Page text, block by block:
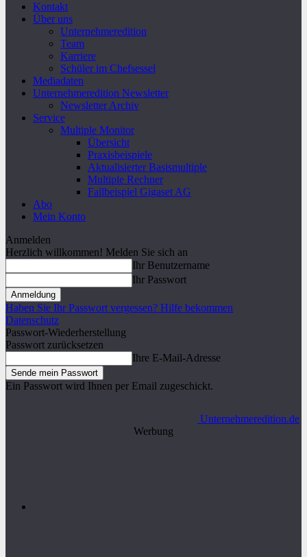
Kontakt
Über uns
Unternehmeredition
Team
Karriere
Schüler im Chefsessel
Mediadaten
Unternehmeredition Newsletter
Newsletter Archiv
Service
Multiple Monitor
Übersicht
Praxisbeispiele
Aktualisierter Basismultiple
Multiple Rechner
Fallbeispiel Gigaset AG
Abo
Mein Konto
Anmelden
Herzlich willkommen! Melden Sie sich an
Ihr Benutzername
Ihr Passwort
Haben Sie Ihr Passwort vergessen? Hilfe bekommen
Datenschutz
Passwort-Wiederherstellung
Passwort zurücksetzen
Ihre E-Mail-Adresse
Ein Passwort wird Ihnen per Email zugeschickt.
Unternehmeredition.de
Werbung